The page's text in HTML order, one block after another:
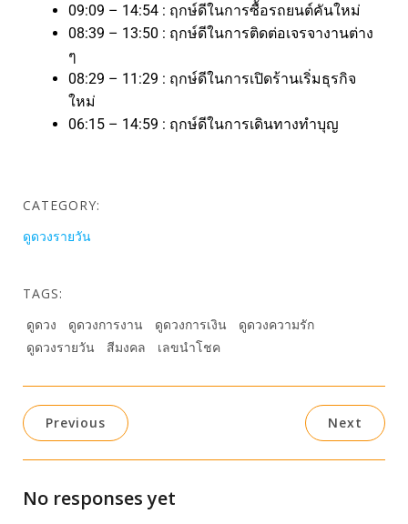
09:09 – 14:54 : ฤกษ์ดีในการซื้อรถยนต์คันใหม่
08:39 – 13:50 : ฤกษ์ดีในการติดต่อเจรจางานต่าง
ๆ
08:29 – 11:29 : ฤกษ์ดีในการเปิดร้านเริ่มธุรกิจ
ใหม่
06:15 – 14:59 : ฤกษ์ดีในการเดินทางทำบุญ
CATEGORY:
ดูดวงรายวัน
TAGS:
ดูดวง
ดูดวงการงาน ดูดวงการเงิน
ดูดวงความรัก
ดูดวงรายวัน
สีมงคล เลขนำโชค
Previous Next
No responses yet